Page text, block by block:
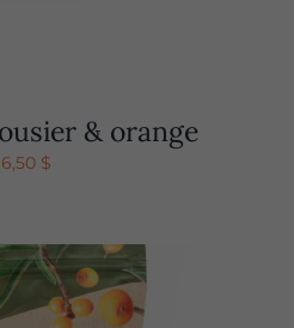
& orange
6,50 $